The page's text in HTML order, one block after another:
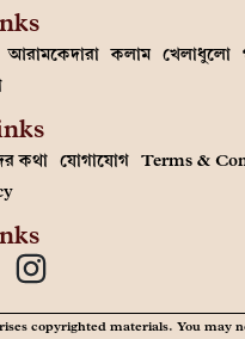
আরামকেদারা কলাম খেলাধুলো
কথা যোগাযোগ Terms &
copyrighted materials. You may